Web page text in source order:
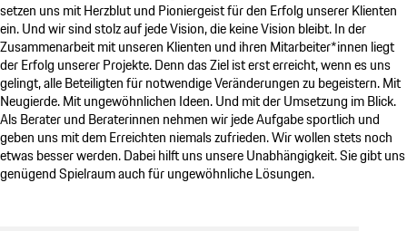
setzen uns mit Herzblut und Pioniergeist für den Erfolg unserer Klienten
ein. Und wir sind stolz auf jede Vision, die keine Vision bleibt. In der
Zusammenarbeit mit unseren Klienten und ihren Mitarbeiter*innen liegt
der Erfolg unserer Projekte. Denn das Ziel ist erst erreicht, wenn es uns
gelingt, alle Beteiligten für notwendige Veränderungen zu begeistern. Mit
Neugierde. Mit ungewöhnlichen Ideen. Und mit der Umsetzung im Blick.
Als Berater und Beraterinnen nehmen wir jede Aufgabe sportlich und
geben uns mit dem Erreichten niemals zufrieden. Wir wollen stets noch
etwas besser werden. Dabei hilft uns unsere Unabhängigkeit. Sie gibt uns
genügend Spielraum auch für ungewöhnliche Lösungen.